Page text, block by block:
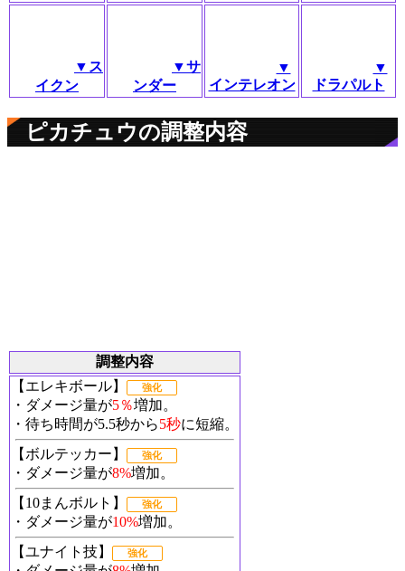
▼ス
イクン
▼サ
ンダー
▼
インテレオン
▼
ドラパルト
ピカチュウの調整内容
調整内容
【エレキボール】
強化
・ダメージ量が5％増加。
・待ち時間が5.5秒から5秒に短縮。
【ボルテッカー】
強化
・ダメージ量が8%増加。
【10まんボルト】
強化
・ダメージ量が10%増加。
【ユナイト技】
強化